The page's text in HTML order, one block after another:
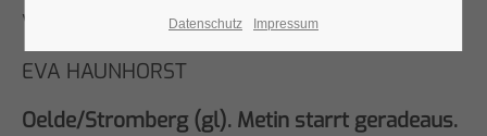
Von unserem Redaktionsmitglied
EVA HAUNHORST
Oelde/Stromberg (gl). Metin starrt geradeaus.
Datenschutz Impressum